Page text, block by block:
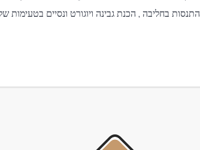
התנסות בחליבה , הכנת גבינה ויוגורט ונסיים